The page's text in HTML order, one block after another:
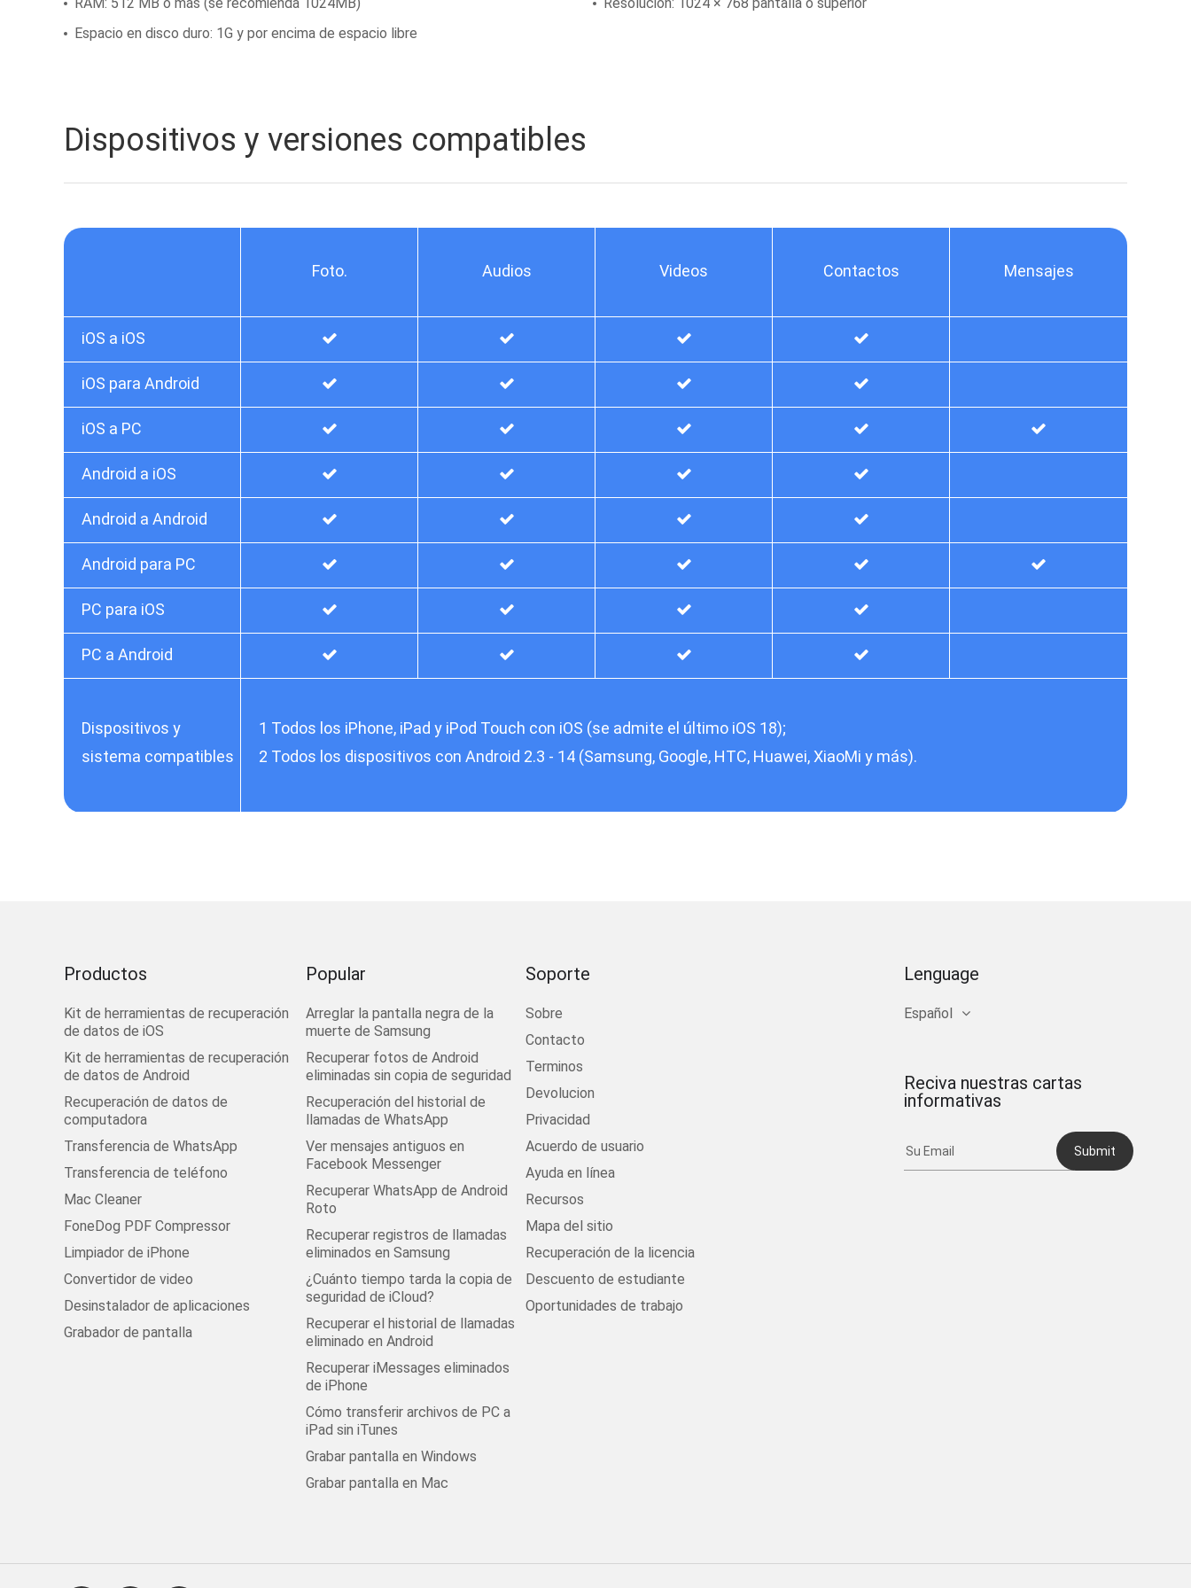
Espacio en disco duro: 1G y por encima de espacio libre
Dispositivos y versiones compatibles
Foto. Audios Videos Contactos Mensajes
iOS a iOS
iOS para Android
iOS a PC
Android a iOS
Android a Android
Android para PC
PC para iOS
PC a Android
Dispositivos y
sistema compatibles
1 Todos los iPhone, iPad y iPod Touch con iOS (se admite el último iOS 18);
2 Todos los dispositivos con Android 2.3 - 14 (Samsung, Google, HTC, Huawei, XiaoMi y más).
Productos
Kit de herramientas de recuperación
de datos de iOS
Kit de herramientas de recuperación
de datos de Android
Recuperación de datos de
computadora
Transferencia de WhatsApp
Transferencia de teléfono
Mac Cleaner
FoneDog PDF Compressor
Limpiador de iPhone
Convertidor de video
Desinstalador de aplicaciones
Grabador de pantalla
Popular
Arreglar la pantalla negra de la
muerte de Samsung
Recuperar fotos de Android
eliminadas sin copia de seguridad
Recuperación del historial de
llamadas de WhatsApp
Ver mensajes antiguos en
Facebook Messenger
Recuperar WhatsApp de Android
Roto
Recuperar registros de llamadas
eliminados en Samsung
¿Cuánto tiempo tarda la copia de
seguridad de iCloud?
Recuperar el historial de llamadas
eliminado en Android
Recuperar iMessages eliminados
de iPhone
Cómo transferir archivos de PC a
iPad sin iTunes
Grabar pantalla en Windows
Grabar pantalla en Mac
Soporte
Sobre
Contacto
Terminos
Devolucion
Privacidad
Acuerdo de usuario
Ayuda en línea
Recursos
Mapa del sitio
Recuperación de la licencia
Descuento de estudiante
Oportunidades de trabajo
Lenguage
Español
Reciva nuestras cartas
informativas
Submit